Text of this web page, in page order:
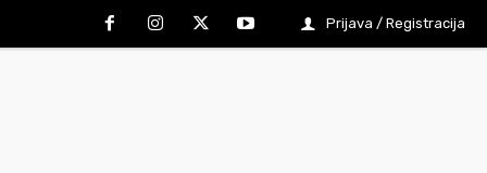
Prijava / Registracija